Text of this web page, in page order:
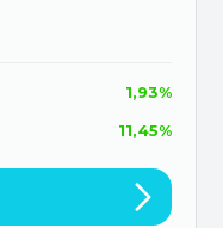
1,93%
11,45%